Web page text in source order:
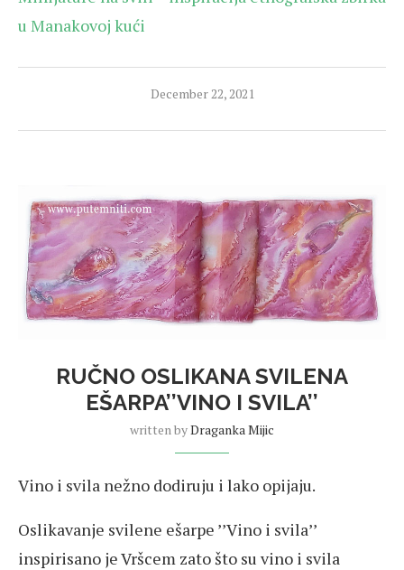
u Manakovoj kući
December 22, 2021
RUČNO OSLIKANA SVILENA
EŠARPA’’VINO I SVILA’’
written byDraganka Mijic
Vino i svila nežno dodiruju i lako opijaju.
Oslikavanje svilene ešarpe ’’Vino i svila’’
inspirisano je Vršcem zato što su vino i svila